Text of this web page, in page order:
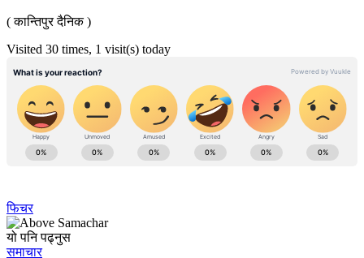
( कान्तिपुर दैनिक )
Visited 30 times, 1 visit(s) today
फिचर
यो पनि पढ्नुस
समाचार